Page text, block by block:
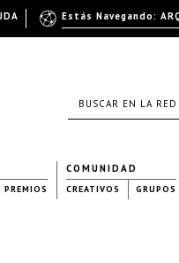
PREMIOS
COMUNIDAD
CREATIVOS GRUPOS
Estás Navegando: